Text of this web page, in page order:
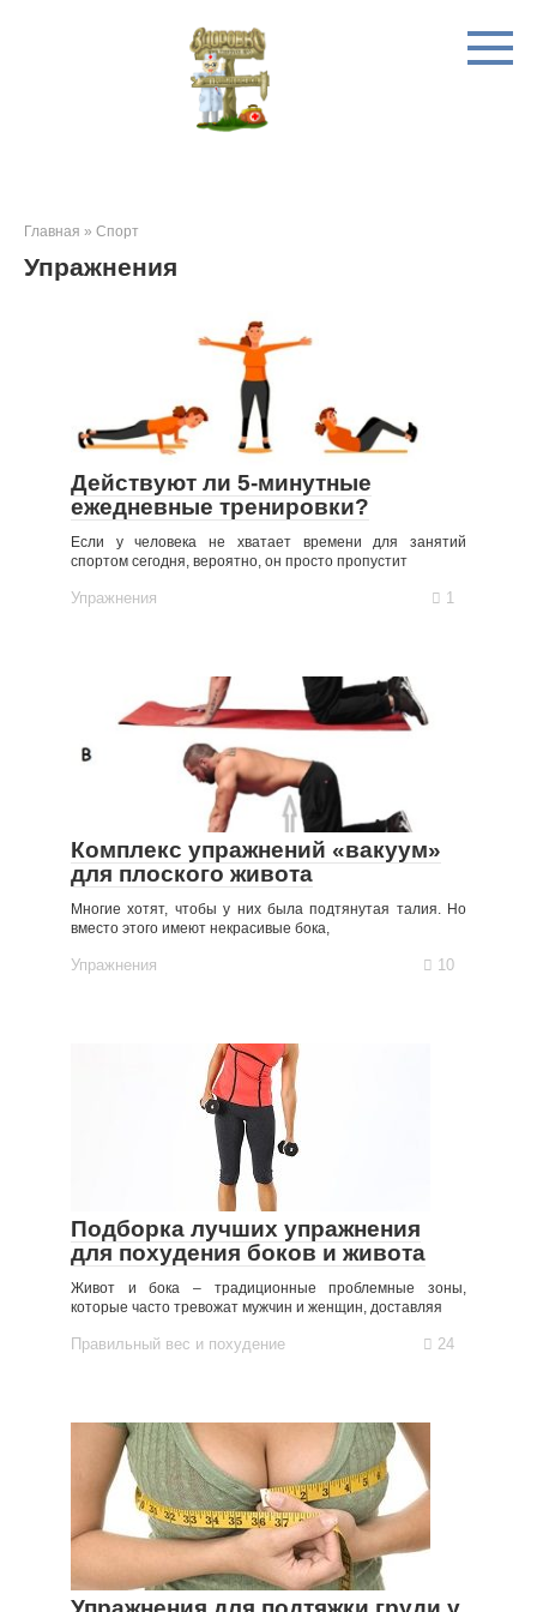
Главная » Спорт
Упражнения
Действуют ли 5-минутные
ежедневные тренировки?
Если у человека не хватает времени для занятий
спортом сегодня, вероятно, он просто пропустит
Упражнения 1
Комплекс упражнений «вакуум»
для плоского живота
Многие хотят, чтобы у них была подтянутая талия. Но
вместо этого имеют некрасивые бока,
Упражнения 10
Подборка лучших упражнения
для похудения боков и живота
Живот и бока – традиционные проблемные зоны,
которые часто тревожат мужчин и женщин, доставляя
Правильный вес и похудение 24